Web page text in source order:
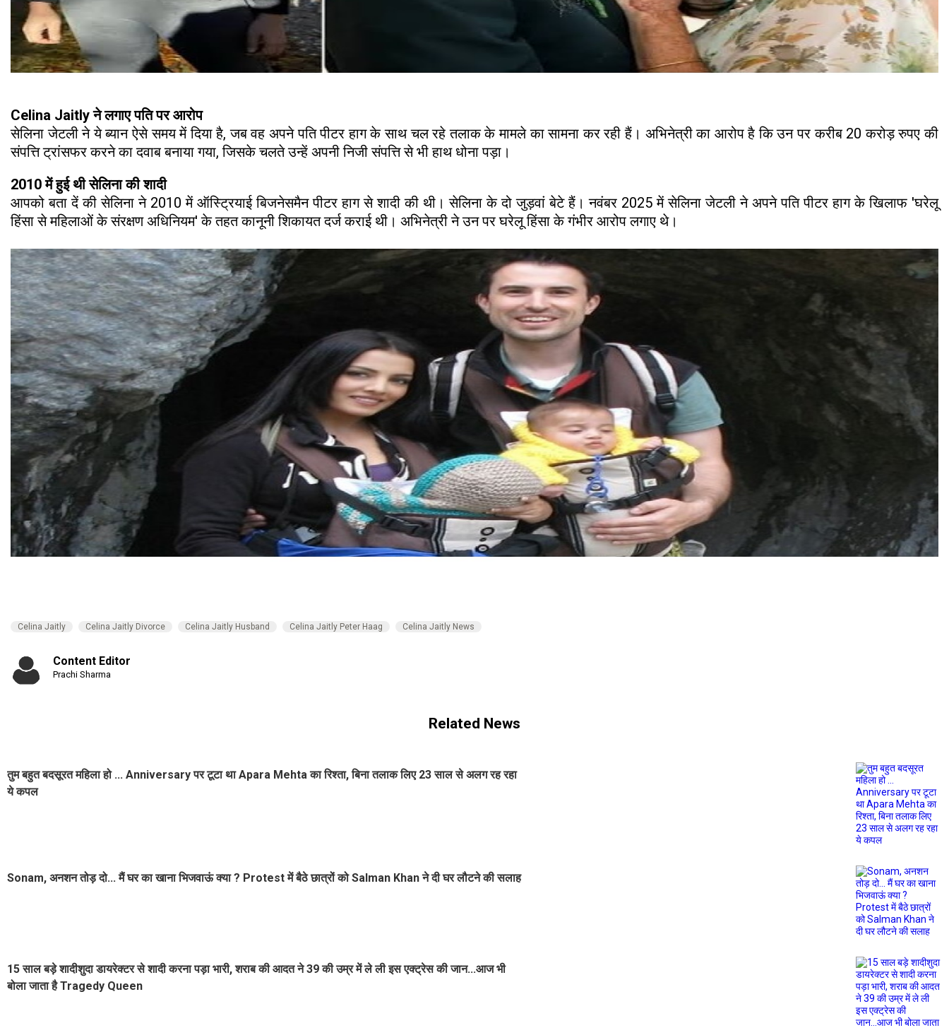
Celina Jaitly ने लगाए पति पर आरोप
सेलिना जेटली ने ये ब्यान ऐसे समय में दिया है, जब वह अपने पति पीटर हाग के साथ चल रहे तलाक के मामले का सामना कर रही हैं। अभिनेत्री का आरोप है कि उन पर करीब 20 करोड़ रुपए की
संपत्ति ट्रांसफर करने का दवाब बनाया गया, जिसके चलते उन्हें अपनी निजी संपत्ति से भी हाथ धोना पड़ा।
2010 में हुई थी सेलिना की शादी
आपको बता दें की सेलिना ने 2010 में ऑस्ट्रियाई बिजनेसमैन पीटर हाग से शादी की थी। सेलिना के दो जुड़वां बेटे हैं। नवंबर 2025 में सेलिना जेटली ने अपने पति पीटर हाग के खिलाफ 'घरेलू
हिंसा से महिलाओं के संरक्षण अधिनियम' के तहत कानूनी शिकायत दर्ज कराई थी। अभिनेत्री ने उन पर घरेलू हिंसा के गंभीर आरोप लगाए थे।
Celina Jaitly Celina Jaitly Divorce Celina Jaitly Husband Celina Jaitly Peter Haag Celina Jaitly News
Content Editor
Prachi Sharma
Related News
तुम बहुत बदसूरत महिला हो ... Anniversary पर टूटा था Apara Mehta का रिश्ता, बिना तलाक लिए 23 साल से अलग रह रहा
ये कपल
Sonam, अनशन तोड़ दो... मैं घर का खाना भिजवाऊं क्या ? Protest में बैठे छात्रों को Salman Khan ने दी घर लौटने की सलाह
15 साल बड़े शादीशुदा डायरेक्टर से शादी करना पड़ा भारी, शराब की आदत ने 39 की उम्र में ले ली इस एक्ट्रेस की जान...आज भी
बोला जाता है Tragedy Queen